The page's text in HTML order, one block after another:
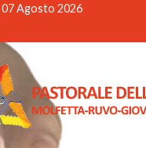
Agosto 2026